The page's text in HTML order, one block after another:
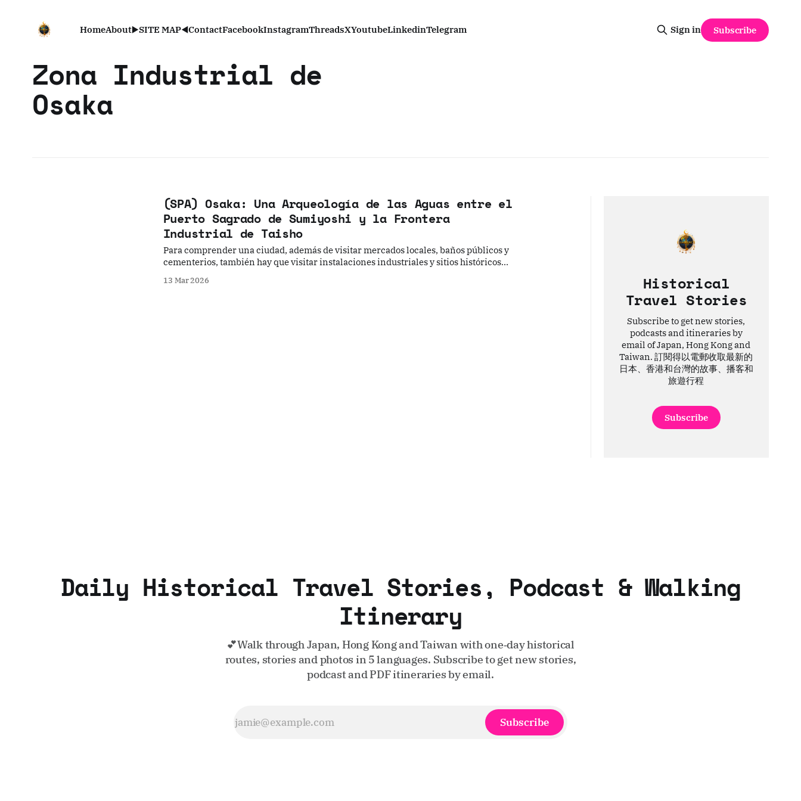
HomeAbout▶️SITE MAP◀️ContactFacebookInstagramThreadsXYoutubeLinkedinTelegram Sign in Subscribe
Zona Industrial de
Osaka
(SPA) Osaka: Una Arqueología de las Aguas entre el
Puerto Sagrado de Sumiyoshi y la Frontera
Industrial de Taisho
Para comprender una ciudad, además de visitar mercados locales, baños públicos y
cementerios, también hay que visitar instalaciones industriales y sitios históricos
marítima a un moderno centro industrial pesado?
13 Mar 2026 Historical
Travel Stories
Subscribe to get new stories,
podcasts and itineraries by
email of Japan, Hong Kong and
Taiwan. 訂閱得以電郵收取最新的
日本、香港和台灣的故事、播客和
旅遊行程
Subscribe
Daily Historical Travel Stories, Podcast & Walking
Itinerary
💕Walk through Japan, Hong Kong and Taiwan with one‑day historical
routes, stories and photos in 5 languages. Subscribe to get new stories,
podcast and PDF itineraries by email.
Subscribe